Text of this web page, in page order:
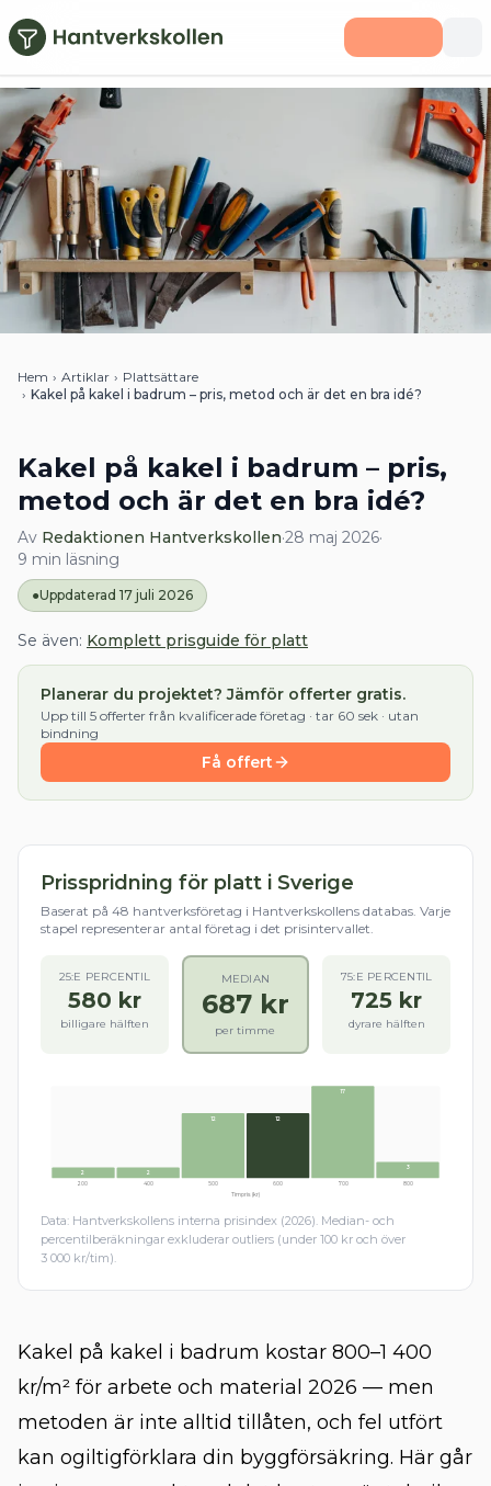
Hoppa till huvudinnehåll
Hem › Artiklar › Plattsättare
› Kakel på kakel i badrum – pris, metod och är det en bra idé?
Kakel på kakel i badrum – pris,
metod och är det en bra idé?
Av Redaktionen Hantverkskollen·28 maj 2026·
9 min läsning
●Uppdaterad 17 juli 2026
Se även: Komplett prisguide för platt
Planerar du projektet? Jämför offerter gratis.
Upp till 5 offerter från kvalificerade företag · tar 60 sek · utan
bindning
Få offert
Prisspridning för platt i Sverige
Baserat på 48 hantverksföretag i Hantverkskollens databas. Varje
stapel representerar antal företag i det prisintervallet.
25:E PERCENTIL
580 kr
billigare hälften
MEDIAN
687kr
per timme
75:E PERCENTIL
725 kr
dyrare hälften
200
2
400
2
500
12
600
12
700
17
800
3
Timpris (kr)
Data: Hantverkskollens interna prisindex (2026). Median- och
percentilberäkningar exkluderar outliers (under 100 kr och över
3 000 kr/tim).
Kakel på kakel i badrum kostar 800–1 400
kr/m² för arbete och material 2026 — men
metoden är inte alltid tillåten, och fel utfört
kan ogiltigförklara din byggförsäkring. Här går